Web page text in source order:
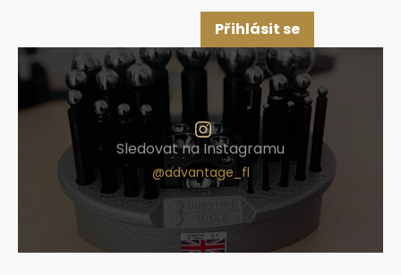
Přihlásit se
Sledovat na Instagramu